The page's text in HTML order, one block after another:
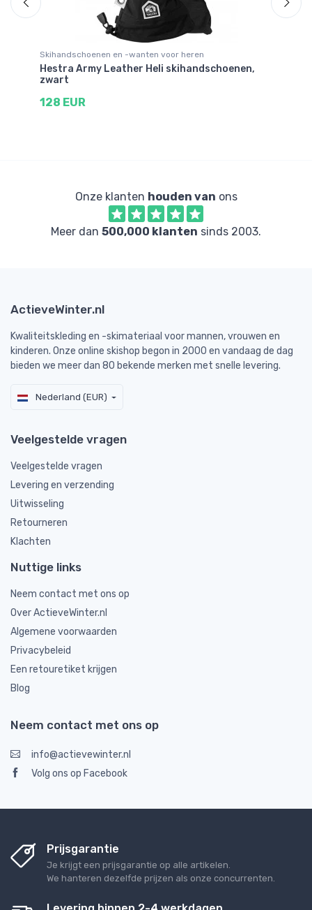
Skihandschoenen en -wanten voor heren
Hestra Army Leather Heli skihandschoenen,
zwart
128 EUR
Onze klanten houden van ons
Meer dan 500,000 klanten sinds 2003.
ActieveWinter.nl
Kwaliteitskleding en -skimateriaal voor mannen, vrouwen en
kinderen. Onze online skishop begon in 2000 en vandaag de dag
bieden we meer dan 80 bekende merken met snelle levering.
Nederland (EUR)
Veelgestelde vragen
Veelgestelde vragen
Levering en verzending
Uitwisseling
Retourneren
Klachten
Nuttige links
Neem contact met ons op
Over ActieveWinter.nl
Algemene voorwaarden
Privacybeleid
Een retouretiket krijgen
Blog
Neem contact met ons op
info@actievewinter.nl
Volg ons op Facebook
Prijsgarantie
Je krijgt een prijsgarantie op alle artikelen.
We hanteren dezelfde prijzen als onze concurrenten.